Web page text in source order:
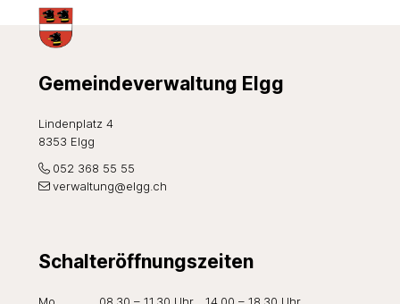
Footer
Gemeindeverwaltung Elgg
Lindenplatz 4
8353 Elgg
052 368 55 55
verwaltung@elgg.ch
Schalteröffnungszeiten
Wochentag Öffnungszeiten Vormittag Öffnungszeiten